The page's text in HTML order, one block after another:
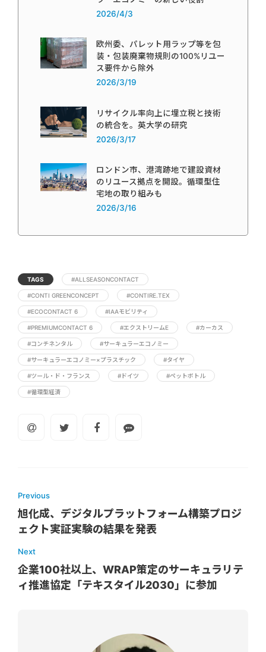
2026/4/3
欧州委、パレット用ラップ等を包
装・包装廃棄物規則の100%リユー
ス要件から除外
2026/3/19
リサイクル率向上に埋立税と技術
の統合を。英大学の研究
2026/3/17
ロンドン市、港湾跡地で建設資材
のリユース拠点を開設。循環型住
宅地の取り組みも
2026/3/16
TAGS #ALLSEASONCONTACT
#CONTI GREENCONCEPT #CONTIRE.TEX
#ECOCONTACT 6 #IAAモビリティ
#PREMIUMCONTACT 6 #エクストリームE #カーカス
#コンチネンタル #サーキュラーエコノミー
#サーキュラーエコノミー×プラスチック #タイヤ
#ツール・ド・フランス #ドイツ #ペットボトル
#循環型経済
Previous
旭化成、デジタルプラットフォーム構築プロジ
ェクト実証実験の結果を発表
Next
企業100社以上、WRAP策定のサーキュラリテ
ィ推進協定「テキスタイル2030」に参加